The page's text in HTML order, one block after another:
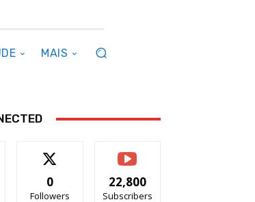
MAIS
0
Followers
22,800
Subscribers